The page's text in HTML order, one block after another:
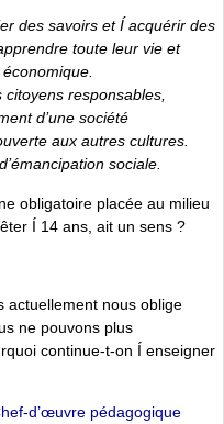
des savoirs et Í acquérir des
toute leur vie et
responsables,
d’une société
aux autres cultures.
sociale.
obligatoire placée au milieu
Í 14 ans, ait un sens ?
actuellement nous oblige
ne pouvons plus
continue-t-on Í enseigner
d’œuvre pédagogique